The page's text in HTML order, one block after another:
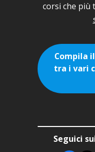
corsi che più
Compila
tra i vari
Seguici